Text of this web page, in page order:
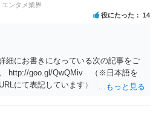
エンタメ業界
役にたった 14
細にお書きになっている次の記事をご
http://goo.gl/QwQMiv （※日本語を
にて表記しています） 私も同先生と
生じうると思います。